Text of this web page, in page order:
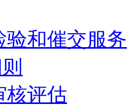
验和催交服务
核评估